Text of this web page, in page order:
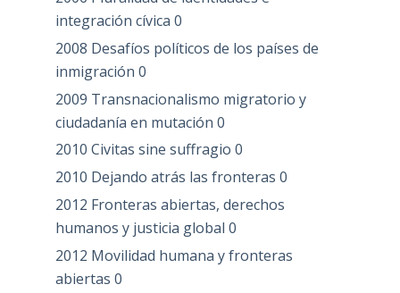
integración cívica 0
2008 Desafíos políticos de los países de
inmigración 0
2009 Transnacionalismo migratorio y
ciudadanía en mutación 0
2010 Civitas sine suffragio 0
2010 Dejando atrás las fronteras 0
2012 Fronteras abiertas, derechos
humanos y justicia global 0
2012 Movilidad humana y fronteras
abiertas 0